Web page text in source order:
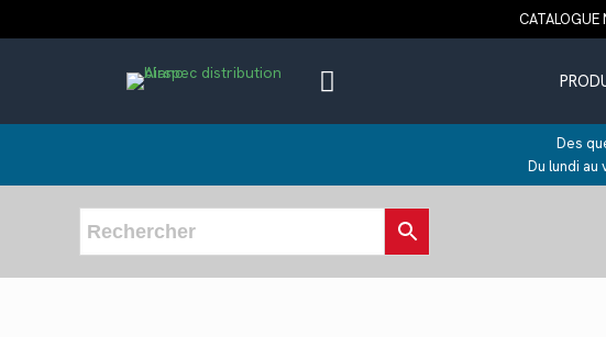
CATALOGUE
Des
Du lundi au